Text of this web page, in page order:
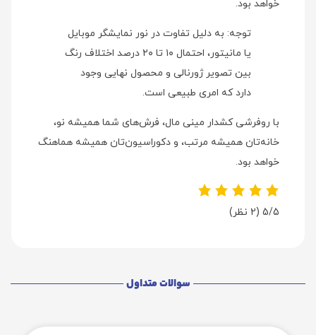
خواهد بود.
توجه: به دلیل تفاوت در نور نمایشگر موبایل
یا مانیتور، احتمال ۱۰ تا ۲۰ درصد اختلاف رنگ
بین تصویر ژورنالی و محصول نهایی وجود
دارد که امری طبیعی است.
با روفرشی کشدار مینی‌ مال، فرش‌های شما همیشه نو،
خانه‌تان همیشه مرتب، و دکوراسیون‌تان همیشه هماهنگ
خواهد بود.
5/5 (2 نظر)
سوالات متداول